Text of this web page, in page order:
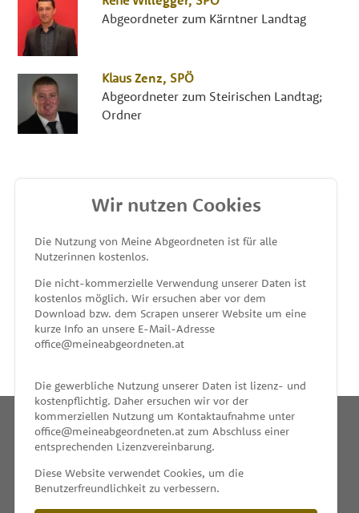
Abgeordneter zum Kärntner Landtag
Klaus Zenz, SPÖ
Abgeordneter zum Steirischen Landtag;
Ordner
MEINE ABGEORDNETEN
unterstützt von
Wir nutzen Cookies
Die Nutzung von Meine Abgeordneten ist für alle
Nutzerinnen kostenlos.
Die nicht-kommerzielle Verwendung unserer Daten ist
kostenlos möglich. Wir ersuchen aber vor dem
Download bzw. dem Scrapen unserer Website um eine
kurze Info an unsere E-Mail-Adresse
office@meineabgeordneten.at
Die gewerbliche Nutzung unserer Daten ist lizenz- und
kostenpflichtig. Daher ersuchen wir vor der
kommerziellen Nutzung um Kontaktaufnahme unter
office@meineabgeordneten.at zum Abschluss einer
entsprechenden Lizenzvereinbarung.
Diese Website verwendet Cookies, um die
Benutzerfreundlichkeit zu verbessern.